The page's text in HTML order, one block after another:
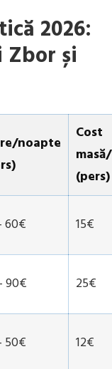
2026:
Zbor și
noapte
Cost
(pers)
60€ 15€
90€ 25€
50€ 12€